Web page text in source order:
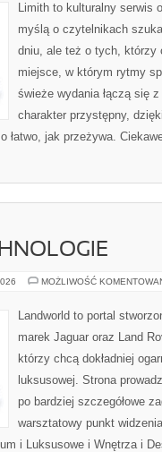
Limith to kulturalny serwis
myślą o czytelnikach
dniu, ale też o tych, którzy
miejsce, w którym rytmy
świeże wydania łączą się
charakter przystępny,
łatwo, jak przeżywa.
MOŻLIWOŚĆ
Landworld to portal
marek Jaguar oraz Land
którzy chcą dokładniej
luksusowej. Strona
po bardziej szczegółowe
warsztatowy punkt
i Luksusowe i Wnętrza i